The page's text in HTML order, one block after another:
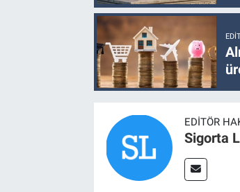
EDITÖR
Sigorta